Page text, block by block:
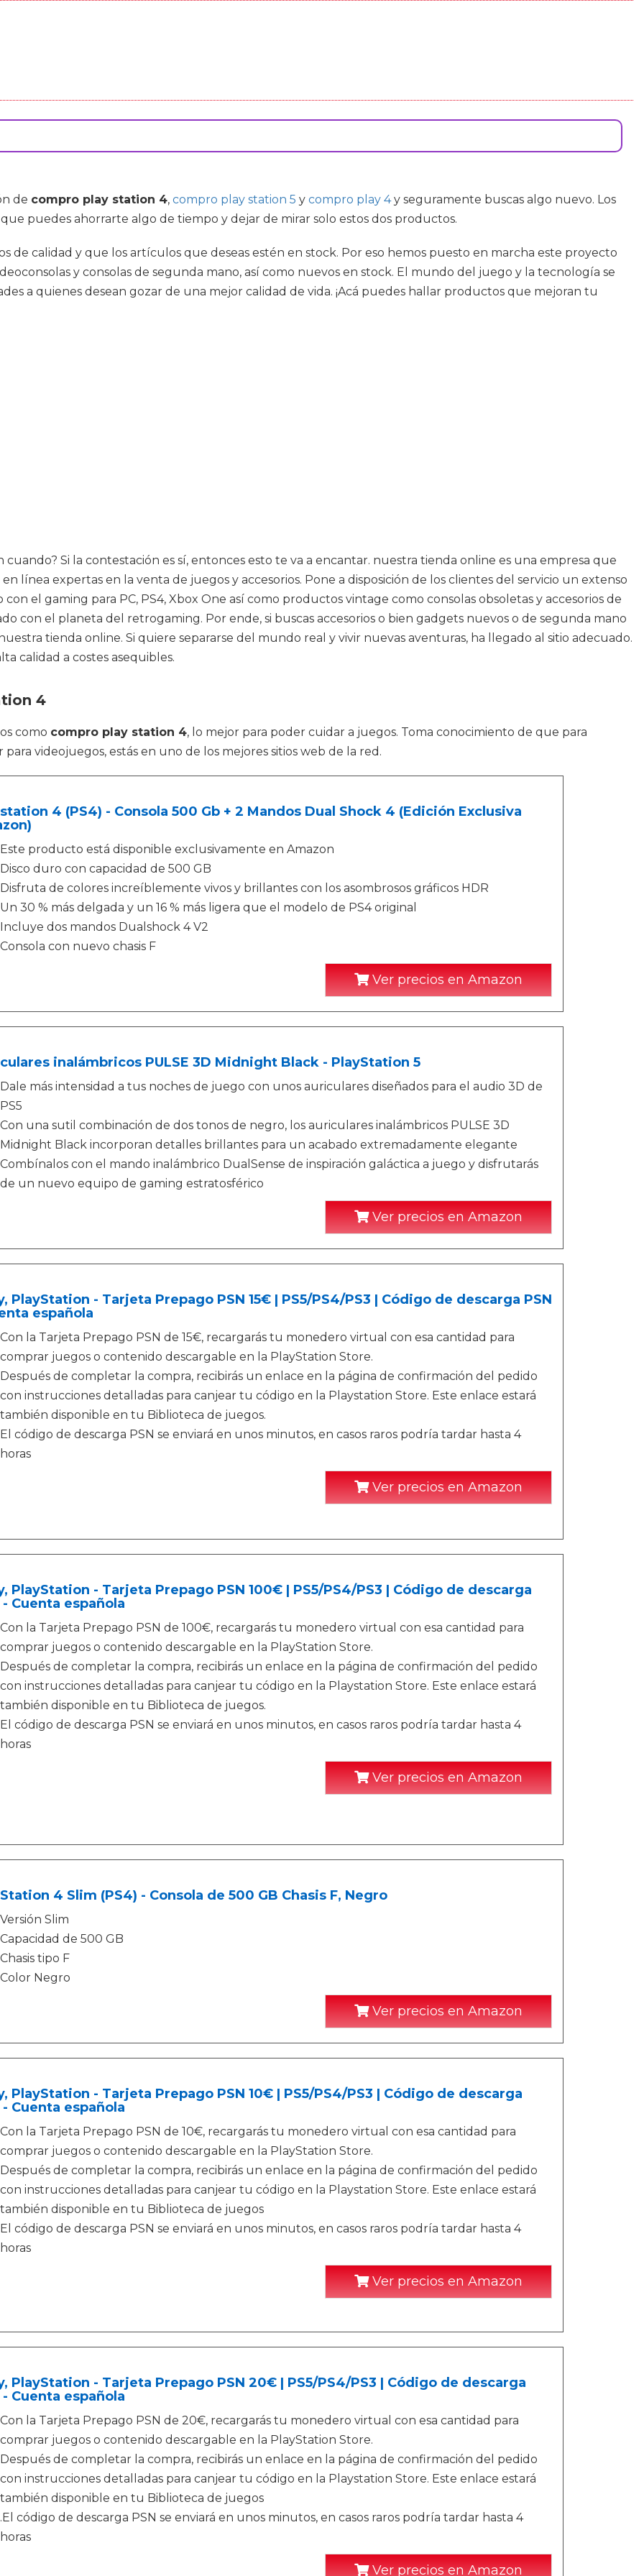
de compro play station 4, compro play station 5 y compro play 4y seguramente buscas algo nuevo. Los
puedes ahorrarte algo de tiempo y dejar de mirar solo estos dos productos.
de calidad y que los artículos que deseas estén en stock. Por eso hemos puesto en marcha este proyecto
y consolas de segunda mano, así como nuevos en stock. El mundo del juego y la tecnología se
a quienes desean gozar de una mejor calidad de vida. ¡Acá puedes hallar productos que mejoran tu
Si la contestación es sí, entonces esto te va a encantar. nuestra tienda online es una empresa que
línea expertas en la venta de juegos y accesorios. Pone a disposición de los clientes del servicio un extenso
el gaming para PC, PS4, Xbox One así como productos vintage como consolas obsoletas y accesorios de
con el planeta del retrogaming. Por ende, si buscas accesorios o bien gadgets nuevos o de segunda mano
tienda online. Si quiere separarse del mundo real y vivir nuevas aventuras, ha llegado al sitio adecuado.
calidad a costes asequibles.
4
como compro play station 4, lo mejor para poder cuidar a juegos. Toma conocimiento de que para
videojuegos, estás en uno de los mejores sitios web de la red.
4 (PS4) - Consola 500 Gb + 2 Mandos Dual Shock 4 (Edición Exclusiva
Este producto está disponible exclusivamente en Amazon
Disco duro con capacidad de 500 GB
Disfruta de colores increíblemente vivos y brillantes con los asombrosos gráficos HDR
Un 30 % más delgada y un 16 % más ligera que el modelo de PS4 original
Incluye dos mandos Dualshock 4 V2
Consola con nuevo chasis F
Ver precios en Amazon
inalámbricos PULSE 3D Midnight Black - PlayStation 5
Dale más intensidad a tus noches de juego con unos auriculares diseñados para el audio 3D de
PS5
Con una sutil combinación de dos tonos de negro, los auriculares inalámbricos PULSE 3D
Midnight Black incorporan detalles brillantes para un acabado extremadamente elegante
Combínalos con el mando inalámbrico DualSense de inspiración galáctica a juego y disfrutarás
de un nuevo equipo de gaming estratosférico
Ver precios en Amazon
PlayStation - Tarjeta Prepago PSN 15€ | PS5/PS4/PS3 | Código de descarga PSN
española
Con la Tarjeta Prepago PSN de 15€, recargarás tu monedero virtual con esa cantidad para
comprar juegos o contenido descargable en la PlayStation Store.
Después de completar la compra, recibirás un enlace en la página de confirmación del pedido
con instrucciones detalladas para canjear tu código en la Playstation Store. Este enlace estará
también disponible en tu Biblioteca de juegos.
El código de descarga PSN se enviará en unos minutos, en casos raros podría tardar hasta 4
horas
Ver precios en Amazon
PlayStation - Tarjeta Prepago PSN 100€ | PS5/PS4/PS3 | Código de descarga
- Cuenta española
Con la Tarjeta Prepago PSN de 100€, recargarás tu monedero virtual con esa cantidad para
comprar juegos o contenido descargable en la PlayStation Store.
Después de completar la compra, recibirás un enlace en la página de confirmación del pedido
con instrucciones detalladas para canjear tu código en la Playstation Store. Este enlace estará
también disponible en tu Biblioteca de juegos.
El código de descarga PSN se enviará en unos minutos, en casos raros podría tardar hasta 4
horas
Ver precios en Amazon
4 Slim (PS4) - Consola de 500 GB Chasis F, Negro
Versión Slim
Capacidad de 500 GB
Chasis tipo F
Color Negro
Ver precios en Amazon
PlayStation - Tarjeta Prepago PSN 10€ | PS5/PS4/PS3 | Código de descarga
- Cuenta española
Con la Tarjeta Prepago PSN de 10€, recargarás tu monedero virtual con esa cantidad para
comprar juegos o contenido descargable en la PlayStation Store.
Después de completar la compra, recibirás un enlace en la página de confirmación del pedido
con instrucciones detalladas para canjear tu código en la Playstation Store. Este enlace estará
también disponible en tu Biblioteca de juegos
El código de descarga PSN se enviará en unos minutos, en casos raros podría tardar hasta 4
horas
Ver precios en Amazon
PlayStation - Tarjeta Prepago PSN 20€ | PS5/PS4/PS3 | Código de descarga
- Cuenta española
Con la Tarjeta Prepago PSN de 20€, recargarás tu monedero virtual con esa cantidad para
comprar juegos o contenido descargable en la PlayStation Store.
Después de completar la compra, recibirás un enlace en la página de confirmación del pedido
con instrucciones detalladas para canjear tu código en la Playstation Store. Este enlace estará
también disponible en tu Biblioteca de juegos
.El código de descarga PSN se enviará en unos minutos, en casos raros podría tardar hasta 4
horas
Ver precios en Amazon